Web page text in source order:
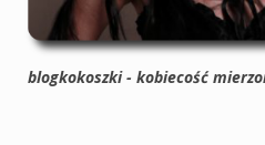
blogkokoszki - kobiecość